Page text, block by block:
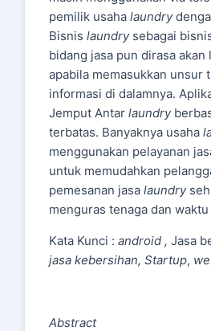
pemilik usaha laundry
Bisnis laundry sebagai
bidang jasa pun dirasa akan
apabila memasukkan unsur
informasi di dalamnya.
Jemput Antar laundry
terbatas. Banyaknya usaha
menggunakan pelayanan
untuk memudahkan
pemesanan jasa laundry
menguras tenaga dan
Kata Kunci : android , Jasa
jasa kebersihan, Startup,
Abstract